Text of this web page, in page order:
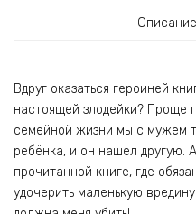
Описание
Вдруг оказаться героиней
настоящей злодейки? Проще
семейной жизни мы с мужем
ребёнка, и он нашел другую.
прочитанной книге, где
удочерить маленькую